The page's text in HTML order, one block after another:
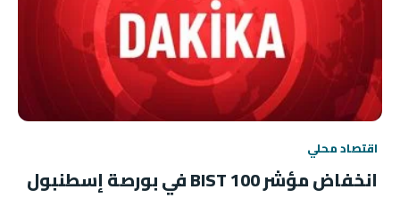
اقتصاد محلي
انخفاض مؤشر BIST 100 في بورصة إسطنبول